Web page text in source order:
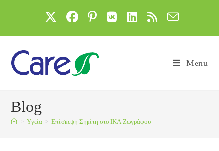
Menu
Blog
> Yγεία > Επίσκεψη Σημίτη στο ΙΚΑ Ζωγράφου